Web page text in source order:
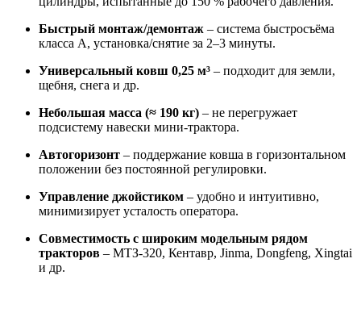
Быстрый монтаж/демонтаж – система быстросъёма
класса A, установка/снятие за 2–3 минуты.
Универсальный ковш 0,25 м³ – подходит для земли,
щебня, снега и др.
Небольшая масса (≈ 190 кг) – не перегружает
подсистему навески мини‑трактора.
Автогоризонт – поддержание ковша в горизонтальном
положении без постоянной регулировки.
Управление джойстиком – удобно и интуитивно,
минимизирует усталость оператора.
Совместимость с широким модельным рядом
тракторов – МТЗ‑320, Кентавр, Jinma, Dongfeng, Xingtai
и др.